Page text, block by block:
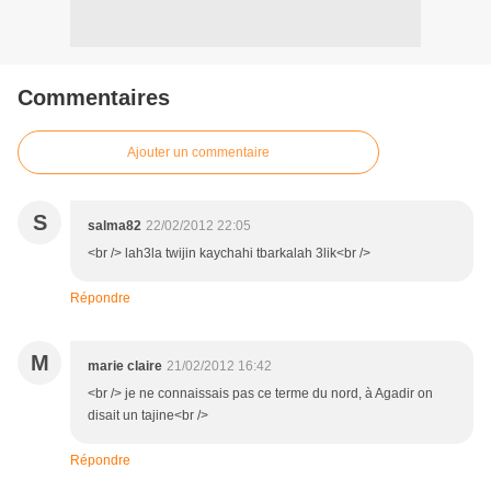
Commentaires
Ajouter un commentaire
S salma82 22/02/2012 22:05
<br /> lah3la twijin kaychahi tbarkalah 3lik<br />
Répondre
M marie claire 21/02/2012 16:42
<br /> je ne connaissais pas ce terme du nord, à Agadir on
disait un tajine<br />
Répondre